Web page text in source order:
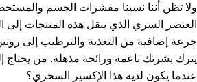
ولا تظن أننا نسينا مقشرات الجسم
العنصر السري الذي ينقل هذه المنتجات
جرعة إضافية من التغذية والترطيب إلى
يترك بشرتك ناعمة ورائحة مذهلة. من
عندما يكون لديه هذا الإكسير السحري؟